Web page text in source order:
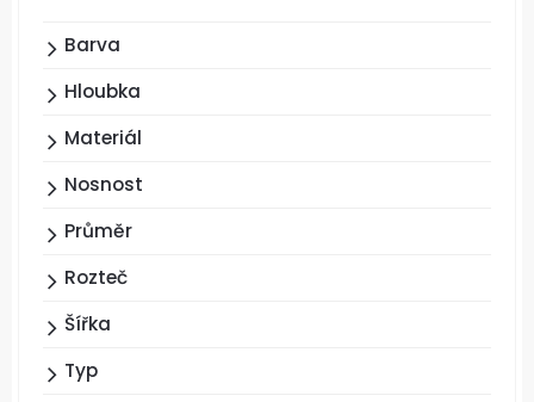
Barva
Hloubka
Materiál
Nosnost
Průměr
Rozteč
Šířka
Typ